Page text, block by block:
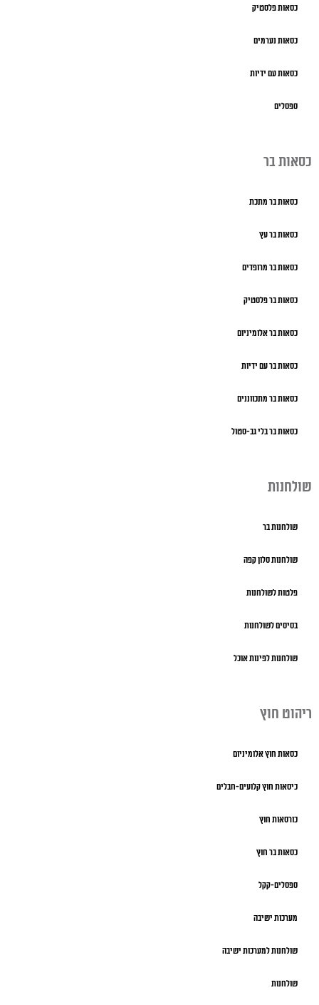
כסאות פלסטיק
כסאות נערמים
כסאות עם ידיות
ספסלים
כסאות בר
כסאות בר מתכת
כסאות בר עץ
כסאות בר מרופדים
כסאות בר פלסטיק
כסאות בר אלומיניום
כסאות בר עם ידיות
כסאות בר מתכווננים
כסאות בר בלי גב-סטול
שולחנות
שולחנות בר
שולחנות סלון קפה
פלטות לשולחנות
בסיסים לשולחנות
שולחנות לפינות אוכל
ריהוט חוץ
כסאות חוץ אלומיניום
כיסאות חוץ קלועים-חבלים
כורסאות חוץ
כסאות בר חוץ
ספסלים-קקל
מערכות ישיבה
שולחנות למערכות ישיבה
שולחנות